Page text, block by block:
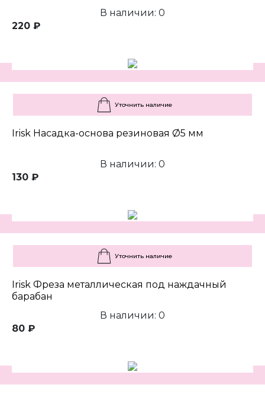
В наличии: 0
220 ₽
Уточнить наличие
Irisk Насадка-основа резиновая Ø5 мм
В наличии: 0
130 ₽
Уточнить наличие
Irisk Фреза металлическая под наждачный
барабан
В наличии: 0
80 ₽